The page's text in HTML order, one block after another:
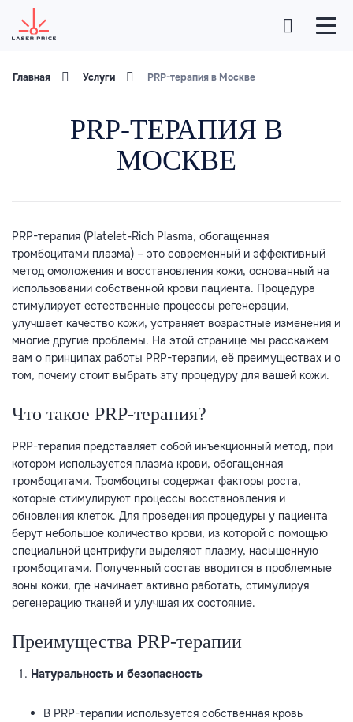
Главная Услуги PRP-терапия в Москве
PRP-ТЕРАПИЯ В
МОСКВЕ
PRP-терапия (Platelet-Rich Plasma, обогащенная
тромбоцитами плазма) – это современный и эффективный
метод омоложения и восстановления кожи, основанный на
использовании собственной крови пациента. Процедура
стимулирует естественные процессы регенерации,
улучшает качество кожи, устраняет возрастные изменения и
многие другие проблемы. На этой странице мы расскажем
вам о принципах работы PRP-терапии, её преимуществах и о
том, почему стоит выбрать эту процедуру для вашей кожи.
Что такое PRP-терапия?
PRP-терапия представляет собой инъекционный метод, при
котором используется плазма крови, обогащенная
тромбоцитами. Тромбоциты содержат факторы роста,
которые стимулируют процессы восстановления и
обновления клеток. Для проведения процедуры у пациента
берут небольшое количество крови, из которой с помощью
специальной центрифуги выделяют плазму, насыщенную
тромбоцитами. Полученный состав вводится в проблемные
зоны кожи, где начинает активно работать, стимулируя
регенерацию тканей и улучшая их состояние.
Преимущества PRP-терапии
Натуральность и безопасность
В PRP-терапии используется собственная кровь